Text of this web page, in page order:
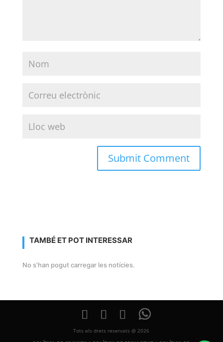
TAMBÉ ET POT INTERESSAR
No s'han pogut carregar les notícies.
Tots els drets reservats @ 2026